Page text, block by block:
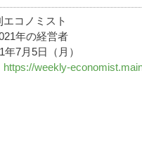
エコノミスト
年の経営者
年7月5日（月）
https://weekly-